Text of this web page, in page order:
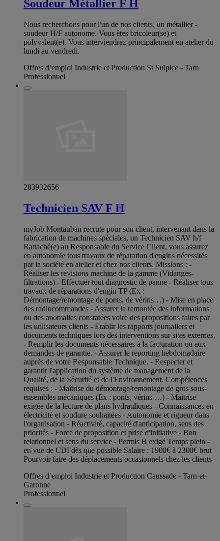
Soudeur Métallier F H
Nous recherchons pour l'un de nos clients, un métallier -
soudeur H/F autonome. Vous êtes bricoleur(se) et
polyvalent(e). Vous interviendrez principalement en atelier du
lundi au vendredi.
Offres d’emploi Industrie et Production St Sulpice - Tarn
Professionnel
283932656
Technicien SAV F H
myJob Montauban recrute pour son client, intervenant dans la
fabrication de machines spéciales, un Technicien SAV h/f
Rattaché(e) au Responsable du Service Client, vous assurez
en autonomie tous travaux de réparation d'engins nécessités
par la société en atelier et chez nos clients. Missions : -
Réaliser les révisions machine de la gamme (Vidanges-
filtrations) - Effectuer tout diagnostic de panne - Réaliser tous
travaux de réparations d'engin TP (Ex :
Démontage/remontage de ponts, de vérins…) - Mise en place
des radiocommandes - Assurer la remontée des informations
ou des anomalies constatées voire des propositions faites par
les utilisateurs clients - Etablir les rapports journaliers et
documents techniques lors des interventions sur sites externes.
- Remplir les documents nécessaires à la facturation ou aux
demandes de garantie. - Assurer le reporting hebdomadaire
auprès de votre Responsable Technique. - Respecter et
garantir l'application du système de management de la
Qualité, de la Sécurité et de l'Environnement. Compétences
requises : - Maîtrise du démontage/remontage de gros sous-
ensembles mécaniques (Ex : ponts, vérins …) - Maitrise
exigée de la lecture de plans hydrauliques - Connaissances en
électricité et soudure souhaitées - Autonomie et rigueur dans
l'organisation - Réactivité, capacité d'anticipation, sens des
priorités - Force de proposition et prise d'initiative - Bon
relationnel et sens du service - Permis B exigé Temps plein -
en vue de CDI dès que possible Salaire : 1900€ à 2300€ brut
Pourvoir faire des déplacements occasionnels chez les clients
Offres d’emploi Industrie et Production Caussade - Tarn-et-
Garonne
Professionnel